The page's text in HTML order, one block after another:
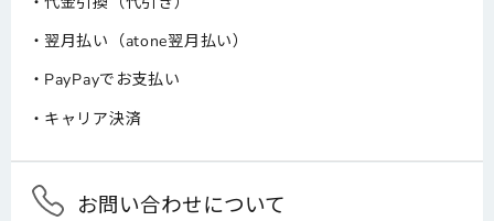
翌月払い（atone翌月払い）
PayPayでお支払い
キャリア決済
お問い合わせについて